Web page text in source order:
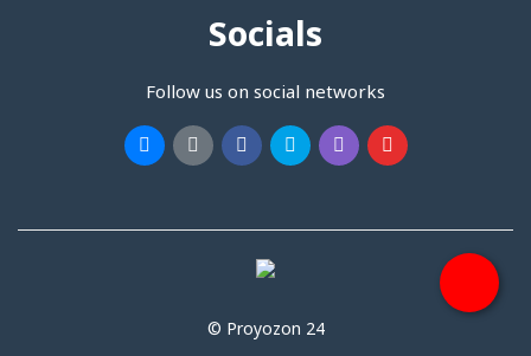
Socials
Follow us on social networks
© Proyozon 24